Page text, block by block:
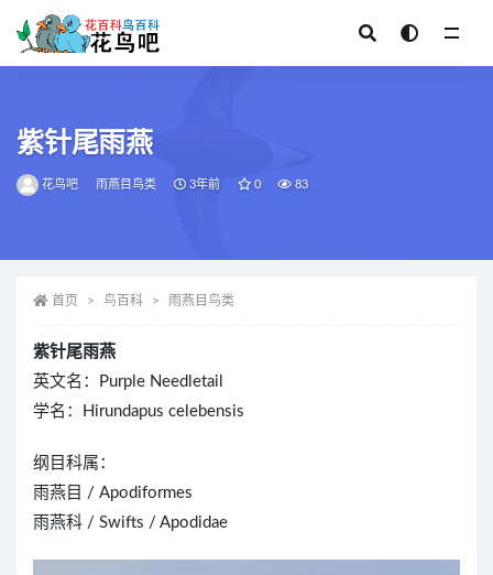
紫针尾雨燕
花鸟吧 雨燕目鸟类 3年前 0 83
首页 鸟百科 雨燕目鸟类
紫针尾雨燕
英文名：Purple Needletail
学名：Hirundapus celebensis
纲目科属：
雨燕目 / Apodiformes
雨燕科 / Swifts / Apodidae